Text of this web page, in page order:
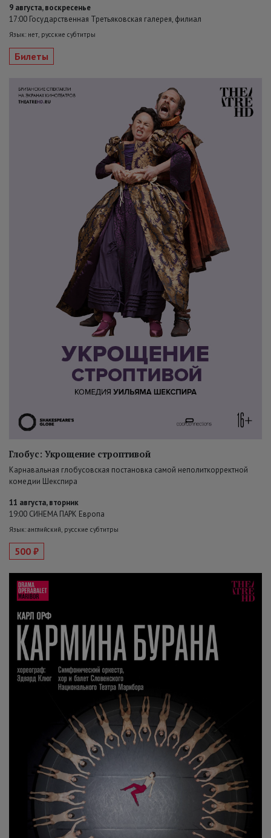
9 августа, воскресенье
17:00 Государственная Третьяковская галерея, филиал
Язык: нет, русские субтитры
Билеты
Глобус: Укрощение строптивой
Карнавальная глобусовская постановка самой неполиткорректной
комедии Шекспира
11 августа, вторник
19:00 СИНЕМА ПАРК Европа
Язык: английский, русские субтитры
500 ₽